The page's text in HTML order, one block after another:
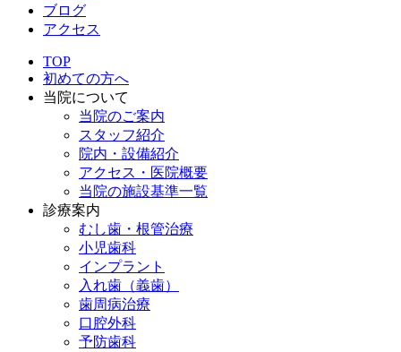
ブログ
アクセス
TOP
初めての方へ
当院について
当院のご案内
スタッフ紹介
院内・設備紹介
アクセス・医院概要
当院の施設基準一覧
診療案内
むし歯・根管治療
小児歯科
インプラント
入れ歯（義歯）
歯周病治療
口腔外科
予防歯科